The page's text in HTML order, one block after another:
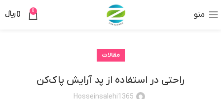
منو 0
0﷼
مقالات
راحتی در استفاده از پد آرایش پاک‌کن
Hosseinsalehi1365